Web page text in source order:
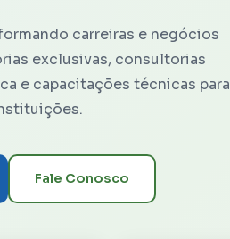
carreiras e negócios
exclusivas, consultorias
e capacitações técnicas para
Fale Conosco